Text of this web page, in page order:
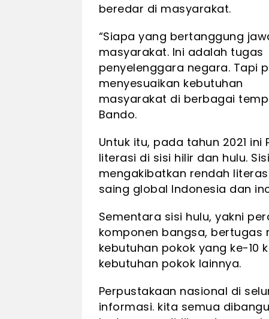
beredar di masyarakat.
“Siapa yang bertanggung
masyarakat. Ini adalah tugas
penyelenggara negara. Tapi
menyesuaikan kebutuhan
masyarakat di berbagai
Bando.
Untuk itu, pada tahun 2021
literasi di sisi hilir dan hulu.
mengakibatkan rendah
saing global Indonesia dan
Sementara sisi hulu, yakni
komponen bangsa, bertugas
kebutuhan pokok yang ke-10
kebutuhan pokok lainnya.
Perpustakaan nasional di
informasi. kita semua